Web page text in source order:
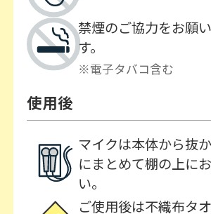
禁煙のご協力をお願
す。
※電子タバコ含む
使用後
マイクは本体から抜
にまとめて棚の上に
い。
ご使用後は不織布タ